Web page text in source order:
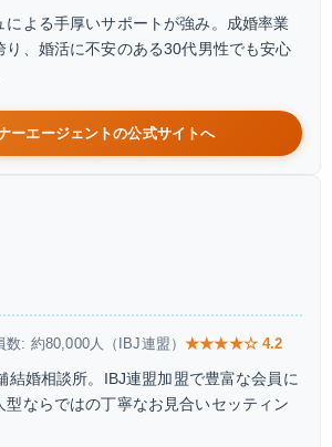
による手厚いサポートが強み。成婚率業
り、婚活に不安のある30代男性でも安心
ーエージェントの公式サイトへ
数: 約80,000人（IBJ連盟）★★★★☆ 4.2
結婚相談所。IBJ連盟加盟で豊富な会員に
型ならではの丁寧なお見合いセッティン